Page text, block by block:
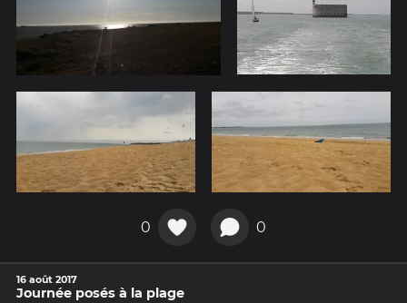
0 0
16 août 2017
Journée posés à la plage